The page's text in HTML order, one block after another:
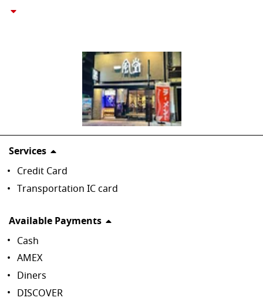
Services
Credit Card
Transportation IC card
Available Payments
Cash
AMEX
Diners
DISCOVER